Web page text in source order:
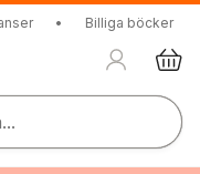
• Billiga böcker